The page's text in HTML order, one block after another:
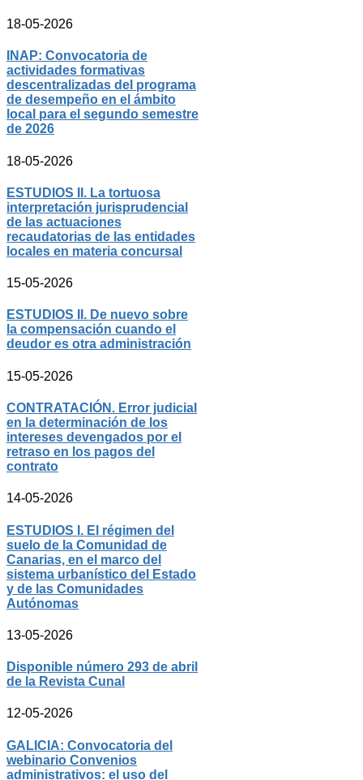
18-05-2026
INAP: Convocatoria de
actividades formativas
descentralizadas del programa
de desempeño en el ámbito
local para el segundo semestre
de 2026
18-05-2026
ESTUDIOS II. La tortuosa
interpretación jurisprudencial
de las actuaciones
recaudatorias de las entidades
locales en materia concursal
15-05-2026
ESTUDIOS II. De nuevo sobre
la compensación cuando el
deudor es otra administración
15-05-2026
CONTRATACIÓN. Error judicial
en la determinación de los
intereses devengados por el
retraso en los pagos del
contrato
14-05-2026
ESTUDIOS I. El régimen del
suelo de la Comunidad de
Canarias, en el marco del
sistema urbanístico del Estado
y de las Comunidades
Autónomas
13-05-2026
Disponible número 293 de abril
de la Revista Cunal
12-05-2026
GALICIA: Convocatoria del
webinario Convenios
administrativos: el uso del